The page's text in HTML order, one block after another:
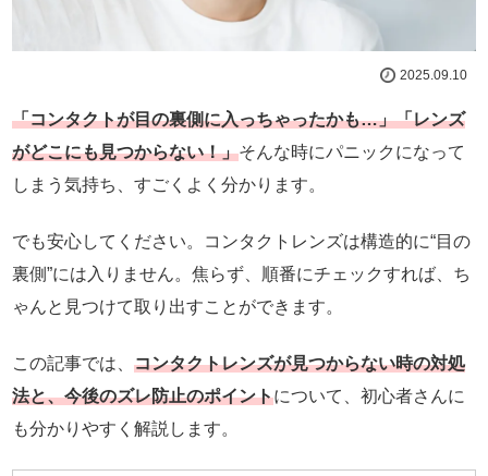
2025.09.10
「コンタクトが目の裏側に入っちゃったかも…」「レンズ
がどこにも見つからない！」そんな時にパニックになって
しまう気持ち、すごくよく分かります。
でも安心してください。コンタクトレンズは構造的に“目の
裏側”には入りません。焦らず、順番にチェックすれば、ち
ゃんと見つけて取り出すことができます。
この記事では、 コンタクトレンズが見つからない時の対処
法と、今後のズレ防止のポイントについて、初心者さんに
も分かりやすく解説します。